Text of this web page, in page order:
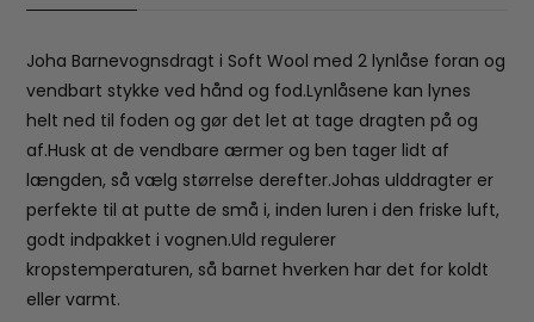
Joha Barnevognsdragt i Soft Wool med 2 lynlåse foran og
vendbart stykke ved hånd og fod.Lynlåsene kan lynes
helt ned til foden og gør det let at tage dragten på og
af.Husk at de vendbare ærmer og ben tager lidt af
længden, så vælg størrelse derefter.Johas ulddragter er
perfekte til at putte de små i, inden luren i den friske luft,
godt indpakket i vognen.Uld regulerer
kropstemperaturen, så barnet hverken har det for koldt
eller varmt.